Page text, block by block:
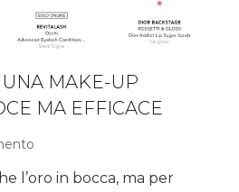
UNA MAKE-UP
MA EFFICACE
segreti
l’oro in bocca, ma per